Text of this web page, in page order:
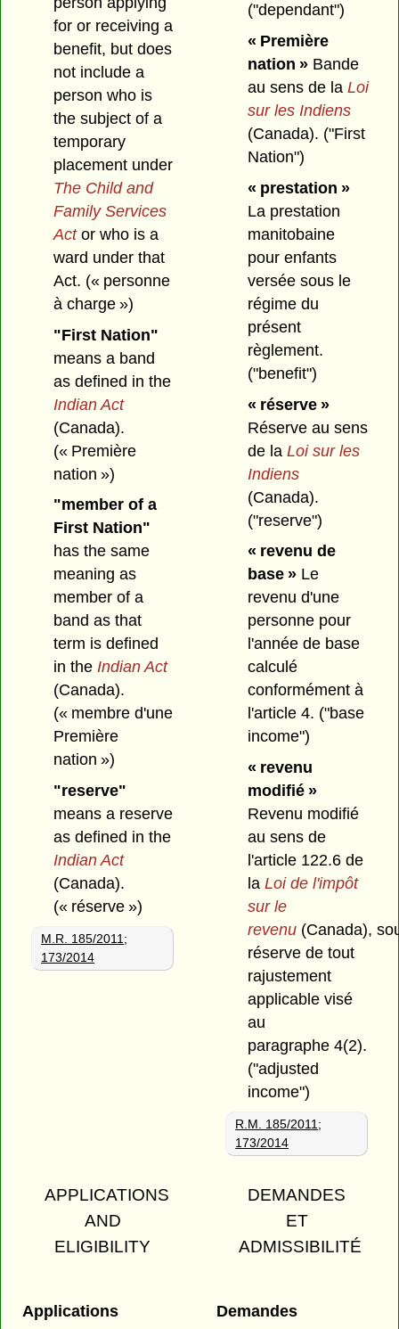
for or receiving a
benefit, but does
not include a
person who is
the subject of a
temporary
placement under
The Child and
Family Services
Actor who is a
ward under that
Act. (« personne
à charge »)
"First Nation"
means a band
as defined in the
Indian Act
(Canada).
(« Première
nation »)
"member of a
First Nation"
has the same
meaning as
member of a
band as that
term is defined
in the Indian Act
(Canada).
(« membre d'une
Première
nation »)
"reserve"
means a reserve
as defined in the
Indian Act
(Canada).
(« réserve »)
M.R. 185/2011 ;
173/2014
("dependant")
« Première
nation »Bande
au sens de la Loi
sur les Indiens
(Canada). ("First
Nation")
« prestation »
La prestation
manitobaine
pour enfants
versée sous le
régime du
présent
règlement.
("benefit")
« réserve »
Réserve au sens
de la Loi sur les
Indiens
(Canada).
("reserve")
« revenu de
base »Le
revenu d'une
personne pour
l'année de base
calculé
conformément à
l'article 4. ("base
income")
« revenu
modifié »
Revenu modifié
au sens de
l'article 122.6 de
la Loi de l'impôt
sur le
revenu(Canada),
réserve de tout
rajustement
applicable visé
au
paragraphe 4(2).
("adjusted
income")
R.M. 185/2011 ;
173/2014
APPLICATIONS
AND
ELIGIBILITY
DEMANDES
ET
ADMISSIBILITÉ
Applications
Demandes